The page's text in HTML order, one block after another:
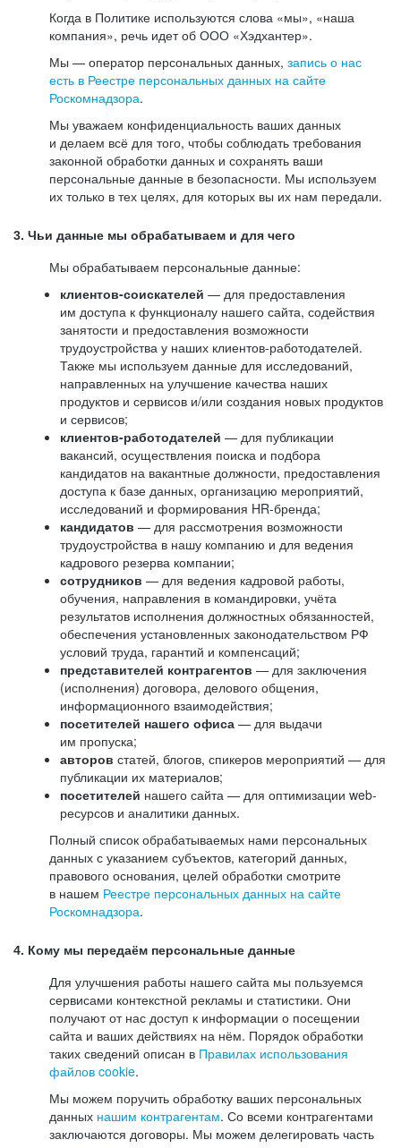
Когда в Политике используются слова «мы», «наша
компания», речь идет об ООО «Хэдхантер».
Мы — оператор персональных данных, запись о нас
есть в Реестре персональных данных на сайте
Роскомнадзора.
Мы уважаем конфиденциальность ваших данных
и делаем всё для того, чтобы соблюдать требования
законной обработки данных и сохранять ваши
персональные данные в безопасности. Мы используем
их только в тех целях, для которых вы их нам передали.
3. Чьи данные мы обрабатываем и для чего
Мы обрабатываем персональные данные:
клиентов-соискателей — для предоставления
им доступа к функционалу нашего сайта, содействия
занятости и предоставления возможности
трудоустройства у наших клиентов-работодателей.
Также мы используем данные для исследований,
направленных на улучшение качества наших
продуктов и сервисов и/или создания новых продуктов
и сервисов;
клиентов-работодателей — для публикации
вакансий, осуществления поиска и подбора
кандидатов на вакантные должности, предоставления
доступа к базе данных, организацию мероприятий,
исследований и формирования HR-бренда;
кандидатов — для рассмотрения возможности
трудоустройства в нашу компанию и для ведения
кадрового резерва компании;
сотрудников — для ведения кадровой работы,
обучения, направления в командировки, учёта
результатов исполнения должностных обязанностей,
обеспечения установленных законодательством РФ
условий труда, гарантий и компенсаций;
представителей контрагентов — для заключения
(исполнения) договора, делового общения,
информационного взаимодействия;
посетителей нашего офиса — для выдачи
им пропуска;
авторов статей, блогов, спикеров мероприятий — для
публикации их материалов;
посетителей нашего сайта — для оптимизации web-
ресурсов и аналитики данных.
Полный список обрабатываемых нами персональных
данных с указанием субъектов, категорий данных,
правового основания, целей обработки смотрите
в нашем Реестре персональных данных на сайте
Роскомнадзора.
4. Кому мы передаём персональные данные
Для улучшения работы нашего сайта мы пользуемся
сервисами контекстной рекламы и статистики. Они
получают от нас доступ к информации о посещении
сайта и ваших действиях на нём. Порядок обработки
таких сведений описан в Правилах использования
файлов cookie.
Мы можем поручить обработку ваших персональных
данных нашим контрагентам. Со всеми контрагентами
заключаются договоры. Мы можем делегировать часть